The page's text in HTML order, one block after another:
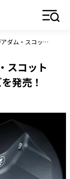
L.A.B. GOLFジャパンがアダム・スコット監修の最新モデルOZ.1シリーズを発売！
スコット
発売！